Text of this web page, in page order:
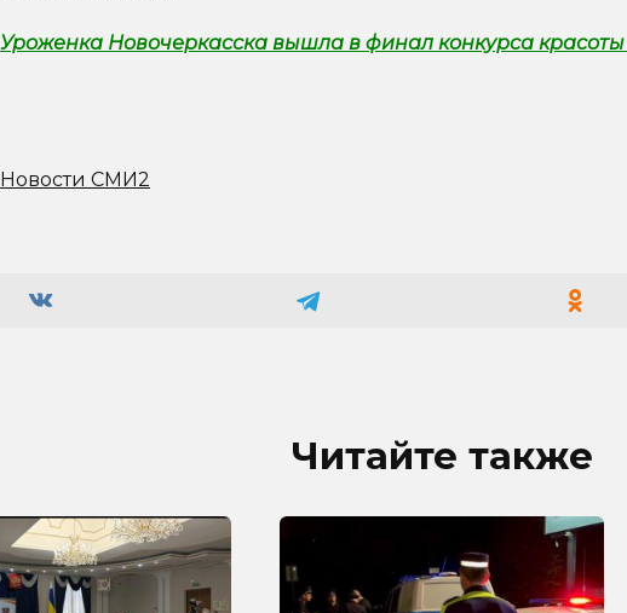
Уроженка Новочеркасска вышла в финал конкурса
Новости СМИ2
Читайте также